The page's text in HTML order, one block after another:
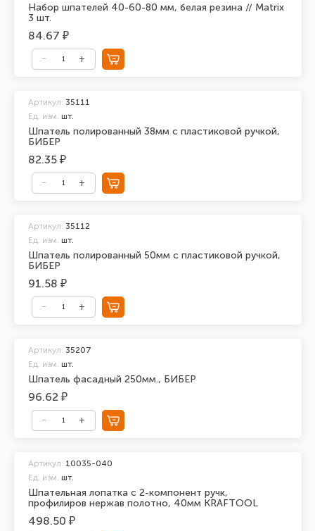
Набор шпателей 40-60-80 мм, белая резина // Matrix
3 шт.
84.67 ₽
Шпатель полированный 38мм с пластиковой ручкой,
БИБЕР
Артикул: 35111
Ед. изм. шт.
82.35 ₽
Шпатель полированный 50мм с пластиковой ручкой,
БИБЕР
Артикул: 35112
Ед. изм. шт.
91.58 ₽
Шпатель фасадный 250мм., БИБЕР
Артикул: 35207
Ед. изм. шт.
96.62 ₽
Шпательная лопатка с 2-компонент ручк,
профилиров нержав полотно, 40мм KRAFTOOL
Артикул: 10035-040
Ед. изм. шт.
498.50 ₽